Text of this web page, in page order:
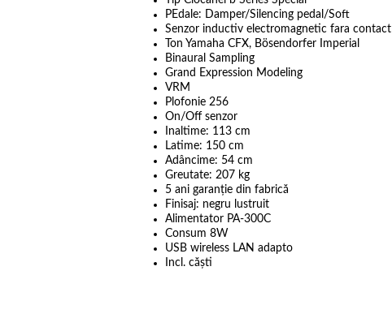
PEdale: Damper/Silencing pedal/Soft
Senzor inductiv electromagnetic fara contact
Ton Yamaha CFX, Bösendorfer Imperial
Binaural Sampling
Grand Expression Modeling
VRM
Plofonie 256
On/Off senzor
Inaltime: 113 cm
Latime: 150 cm
Adâncime: 54 cm
Greutate: 207 kg
5 ani garanție din fabrică
Finisaj: negru lustruit
Alimentator PA-300C
Consum 8W
USB wireless LAN adapto
Incl. căști